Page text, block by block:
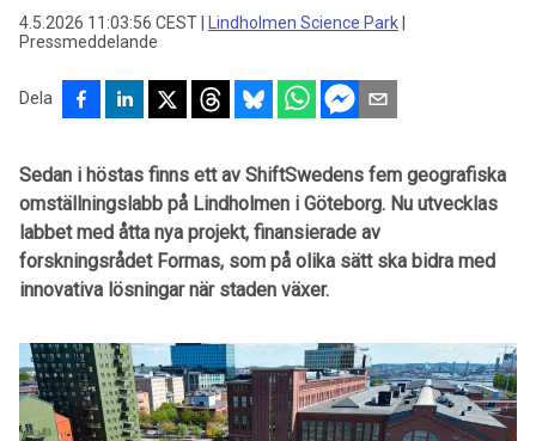
4.5.2026 11:03:56 CEST Lindholmen Science Park
Pressmeddelande
Dela
Sedan i höstas finns ett av ShiftSwedens fem geografiska
omställningslabb på Lindholmen i Göteborg. Nu utvecklas
labbet med åtta nya projekt, finansierade av
forskningsrådet Formas, som på olika sätt ska bidra med
innovativa lösningar när staden växer.